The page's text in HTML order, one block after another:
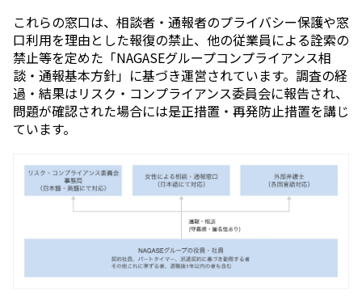
これらの窓口は、相談者・通報者のプライバシー保護や窓
口利用を理由とした報復の禁止、他の従業員による詮索の
禁止等を定めた「NAGASEグループコンプライアンス相
談・通報基本方針」に基づき運営されています。調査の経
過・結果はリスク・コンプライアンス委員会に報告され、
問題が確認された場合には是正措置・再発防止措置を講じ
ています。